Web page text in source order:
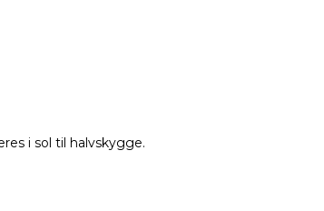
i sol til halvskygge.